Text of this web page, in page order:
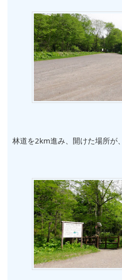
林道を2km進み、開けた場所が